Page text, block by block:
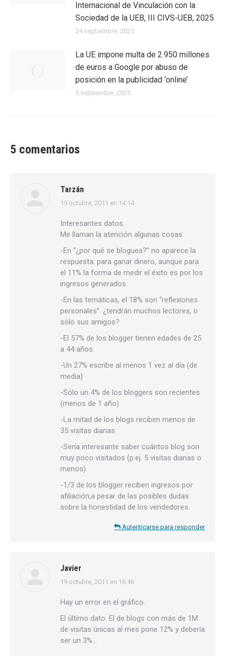
Internacional de Vinculación con la
Sociedad de la UEB, III CIVS-UEB, 2025
24 septiembre, 2025
La UE impone multa de 2.950 millones
de euros a Google por abuso de
posición en la publicidad ‘online’
5 septiembre, 2025
5 comentarios
Tarzán
dice:
19 octubre, 2011 en 14:14
Interesantes datos.
Me llaman la atención algunas cosas:
-En “¿por qué se bloguea?” no aparece la
respuesta: para ganar dinero, aunque para
el 11% la forma de medir el éxito es por los
ingresos generados.
-En las temáticas, el 18% son “reflexiones
personales”. ¿tendrán muchos lectores, o
sólo sus amigos?
-El 57% de los blogger tienen edades de 25
a 44 años.
-Un 27% escribe al menos 1 vez al día (de
media)
-Sólo un 4% de los bloggers son recientes
(menos de 1 año)
-La mitad de los blogs reciben menos de
35 visitas diarias.
-Sería interesante saber cuántos blog son
muy poco visitados (p.ej. 5 visitas diarias o
menos)
-1/3 de los blogger reciben ingresos por
afiliación,a pesar de las posibles dudas
sobre la honestidad de los vendedores.
Autenticarse para responder
Javier
dice:
19 octubre, 2011 en 16:46
Hay un error en el gráfico.
El último dato. El de blogs con más de 1M
de visitas únicas al mes pone 12% y debería
ser un 3%…